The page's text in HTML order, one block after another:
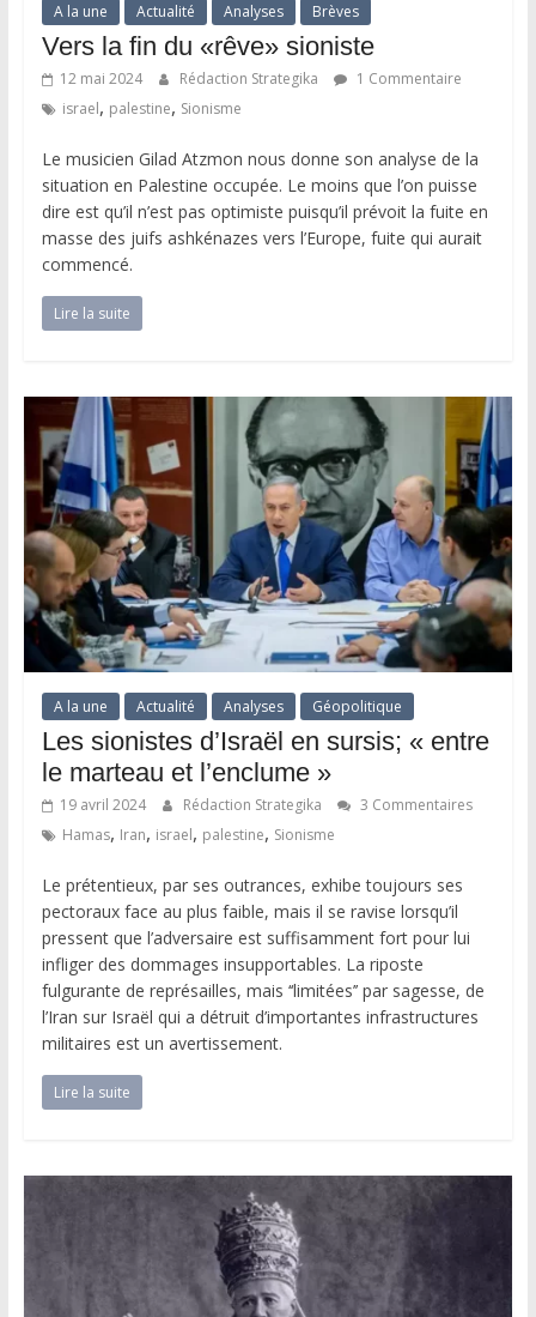
A la une Actualité Analyses Brèves
Vers la fin du «rêve» sioniste
12 mai 2024 Rédaction Strategika
1 Commentaire
israel, palestine, Sionisme
Le musicien Gilad Atzmon nous donne son analyse de la
situation en Palestine occupée. Le moins que l’on puisse
dire est qu’il n’est pas optimiste puisqu’il prévoit la fuite en
masse des juifs ashkénazes vers l’Europe, fuite qui aurait
commencé.
Lire la suite
A la une Actualité Analyses Géopolitique
Les sionistes d’Israël en sursis; « entre
le marteau et l’enclume »
19 avril 2024 Rédaction Strategika
3 Commentaires
Hamas, Iran, israel, palestine, Sionisme
Le prétentieux, par ses outrances, exhibe toujours ses
pectoraux face au plus faible, mais il se ravise lorsqu’il
pressent que l’adversaire est suffisamment fort pour lui
infliger des dommages insupportables. La riposte
fulgurante de représailles, mais ‘‘limitées’’ par sagesse, de
l’Iran sur Israël qui a détruit d’importantes infrastructures
militaires est un avertissement.
Lire la suite